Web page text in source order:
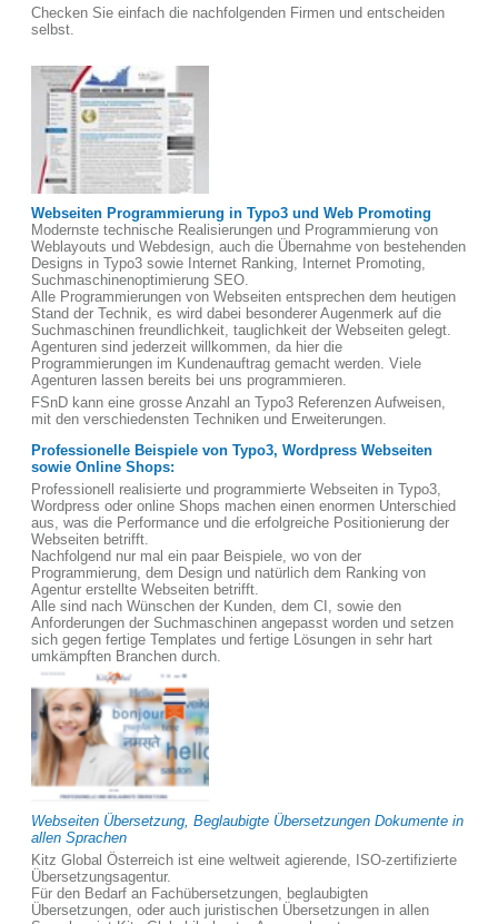
Checken Sie einfach die nachfolgenden Firmen und entscheiden
selbst.
Webseiten Programmierung in Typo3 und Web Promoting
Modernste technische Realisierungen und Programmierung von
Weblayouts und Webdesign, auch die Übernahme von bestehenden
Designs in Typo3 sowie Internet Ranking, Internet Promoting,
Suchmaschinenoptimierung SEO.
Alle Programmierungen von Webseiten entsprechen dem heutigen
Stand der Technik, es wird dabei besonderer Augenmerk auf die
Suchmaschinen freundlichkeit, tauglichkeit der Webseiten gelegt.
Agenturen sind jederzeit willkommen, da hier die
Programmierungen im Kundenauftrag gemacht werden. Viele
Agenturen lassen bereits bei uns programmieren.
FSnD kann eine grosse Anzahl an Typo3 Referenzen Aufweisen,
mit den verschiedensten Techniken und Erweiterungen.
Professionelle Beispiele von Typo3, Wordpress Webseiten
sowie Online Shops:
Professionell realisierte und programmierte Webseiten in Typo3,
Wordpress oder online Shops machen einen enormen Unterschied
aus, was die Performance und die erfolgreiche Positionierung der
Webseiten betrifft.
Nachfolgend nur mal ein paar Beispiele, wo von der
Programmierung, dem Design und natürlich dem Ranking von
Agentur erstellte Webseiten betrifft.
Alle sind nach Wünschen der Kunden, dem CI, sowie den
Anforderungen der Suchmaschinen angepasst worden und setzen
sich gegen fertige Templates und fertige Lösungen in sehr hart
umkämpften Branchen durch.
Webseiten Übersetzung, Beglaubigte Übersetzungen Dokumente in
allen Sprachen
Kitz Global Österreich ist eine weltweit agierende, ISO-zertifizierte
Übersetzungsagentur.
Für den Bedarf an Fachübersetzungen, beglaubigten
Übersetzungen, oder auch juristischen Übersetzungen in allen